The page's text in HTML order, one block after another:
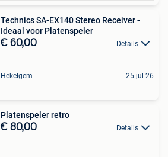
Technics SA-EX140 Stereo Receiver -
Ideaal voor Platenspeler
€ 60,00 Details
Hekelgem 25 jul 26
Platenspeler retro
€ 80,00 Details